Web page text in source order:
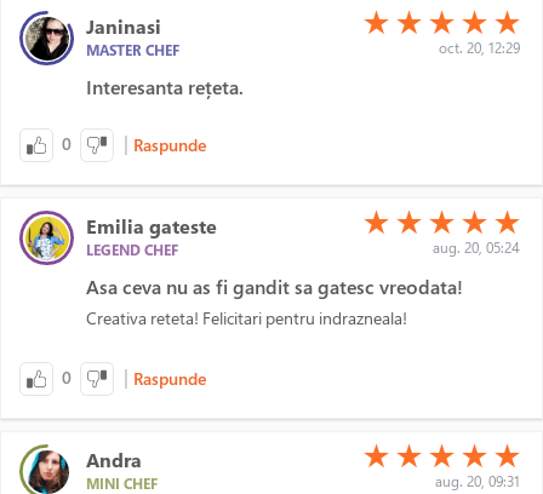
Janinasi
MASTER CHEF
(*)
★ (*)
★ (*)
★ (*)
★ (*)
★
oct. 20, 12:29
Interesanta rețeta.
0 | Raspunde
Emilia gateste
LEGEND CHEF
(*)
★ (*)
★ (*)
★ (*)
★ (*)
★
aug. 20, 05:24
Asa ceva nu as fi gandit sa gatesc vreodata!
Creativa reteta! Felicitari pentru indrazneala!
0 | Raspunde
Andra
MINI CHEF
(*)
★ (*)
★ (*)
★ (*)
★ (*)
★
aug. 20, 09:31